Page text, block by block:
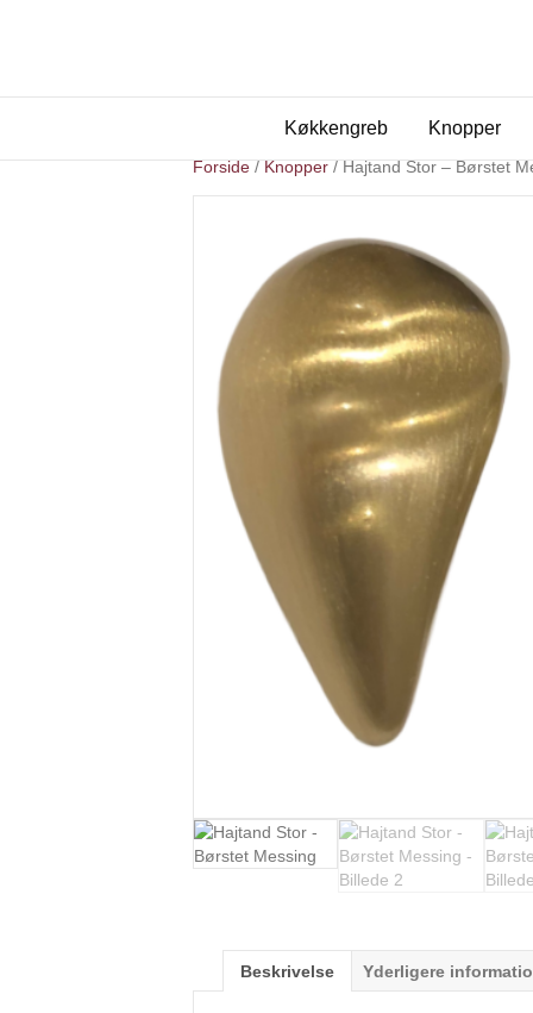
Køkkengreb Knopper
Forside/Knopper/ Hajtand Stor – Børstet
Beskrivelse Yderligere